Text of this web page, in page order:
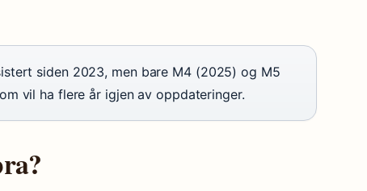
siden 2023, men bare M4 (2025) og M5
vil ha flere år igjen av oppdateringer.